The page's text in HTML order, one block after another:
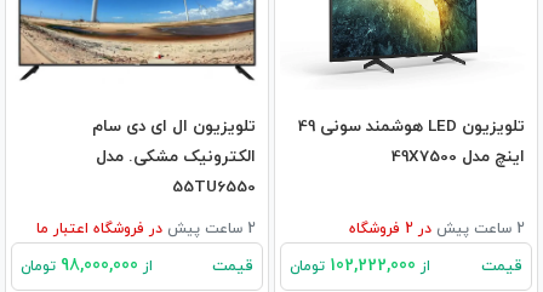
تلویزیون LED هوشمند سونی 49
اینچ مدل 49X7500
2 ساعت پیش در فروشگاه
قیمت از تومان
تلویزیون ال ای دی سام
الکترونیک مشکی. مدل
55TU6550
2 ساعت پیش در فروشگاه اعتبار ما
قیمت از تومان